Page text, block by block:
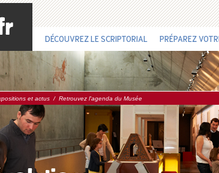
DÉCOUVREZ LE SCRIPTORIAL PRÉPAREZ
et actus / Retrouvez l'agenda du Musée